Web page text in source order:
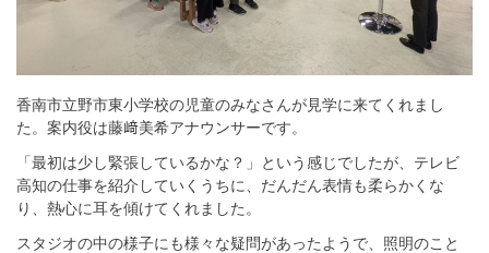
香南市立野市東小学校の児童のみなさんが見学に来てくれまし
た。案内役は藤﨑美希アナウンサーです。
「最初は少し緊張しているかな？」という感じでしたが、テレビ
高知の仕事を紹介していくうちに、だんだん表情も柔らかくな
り、熱心に耳を傾けてくれました。
スタジオの中の様子にも様々な疑問があったようで、照明のこと